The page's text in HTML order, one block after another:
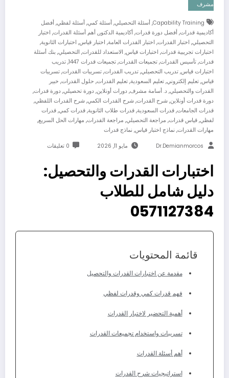
مشرف
Capability Training
, أسئلة التحصيلي, أسئلة كمي, أسئلة لفظي, أفضل
أكاديمية قدرات, أفضل دورة قدرات, أكاديمية الدكتور, أهم أسئلة القدرات, اختبار
التحصيلي, اختبار القدرات, اختبار القدرات العامة, اختبار قياس, اختبارات الثانوية,
اختبارات تجريبية قدرات, اختبارات قياس, الاستعداد للقدرات, التحصيلي, بنك أسئلة
قدرات, تأسيس القدرات, تجميعات القدرات, تجميعات قدرات 1447 , تدريب
اختبارات قياس, تدريب التحصيلي, تدريب القدرات, تسريبات القدرات, تسريبات
قياس, تعليم إلكتروني, تعليم السعودية, تعليم القدرات, حلول القدرات, خبير
القدرات والتحصيلي, د. أسامة مشرف, دورات أونلاين, دورة تحصيلي, دورة قدرات,
دورة قدرات أونلاين, شرح القدرات, شرح القدرات الكمي, شرح القدرات اللفظي,
قدرات الجامعات, قدرات السعودية, قدرات طلاب الثانوية, قدرات كمي, قدرات
لفظي, قياس قدرات, مراجعة التحصيلي, مراجعة القدرات, مهارات الحل السريع,
مهارات القدرات, نماذج اختبار قياس, نماذج قدرات
Dr.demianmorcos مايو 11, 2026 0 تعليقات
اختبارات القدرات والتحصيل:
دليل شامل للطلاب
0571127384
قائمة المحتويات
مقدمة عن اختبارات القدرات والتحصيل
فهم قدرات كمي وقدرات لفظي
أهمية التحضير لاختبار القدرات
تسريبات واستخدام تجميعات القدرات
أهم أسئلة القدرات
استراتيجيات شرح القدرات